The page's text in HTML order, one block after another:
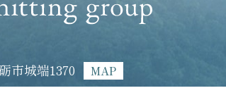
市城端1370 MAP
FAX 0763-62-0448